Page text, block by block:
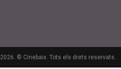
2026. © Cinebaix. Tots els drets reservats.